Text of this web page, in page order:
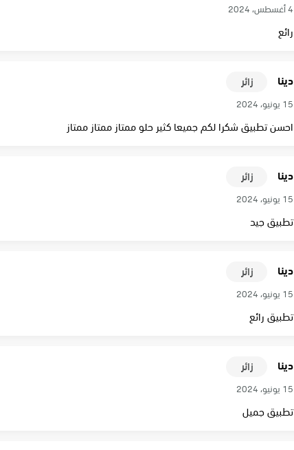
4 أغسطس، 2024
رائع
دينا زائر
15 يونيو، 2024
احسن تطبيق شكرا لكم جميعا كثير حلو ممتاز ممتاز ممتاز
دينا زائر
15 يونيو، 2024
تطبيق جيد
دينا زائر
15 يونيو، 2024
تطبيق رائع
دينا زائر
15 يونيو، 2024
تطبيق جميل